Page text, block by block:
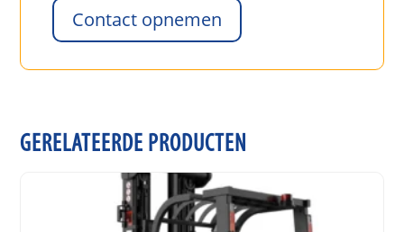
Contact opnemen
GERELATEERDE PRODUCTEN